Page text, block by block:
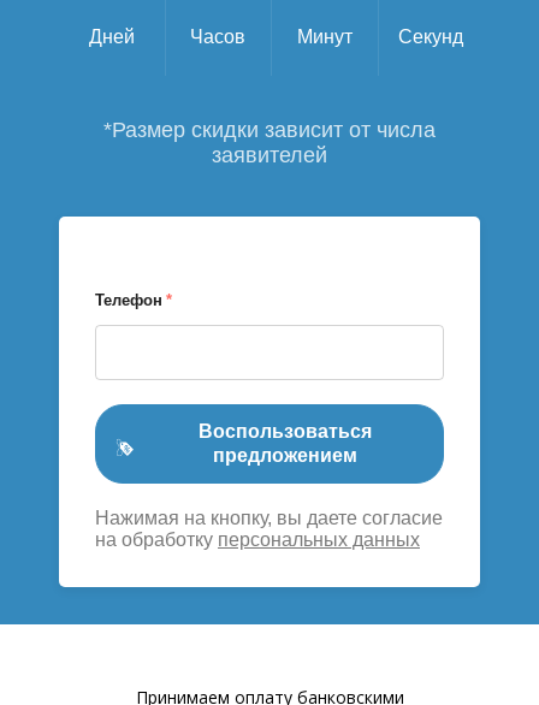
Дней Часов Минут Секунд
*Размер скидки зависит от числа
заявителей
Телефон *
Воспользоваться
предложением
Нажимая на кнопку, вы даете согласие
на обработку персональных данных
Принимаем оплату банковскими